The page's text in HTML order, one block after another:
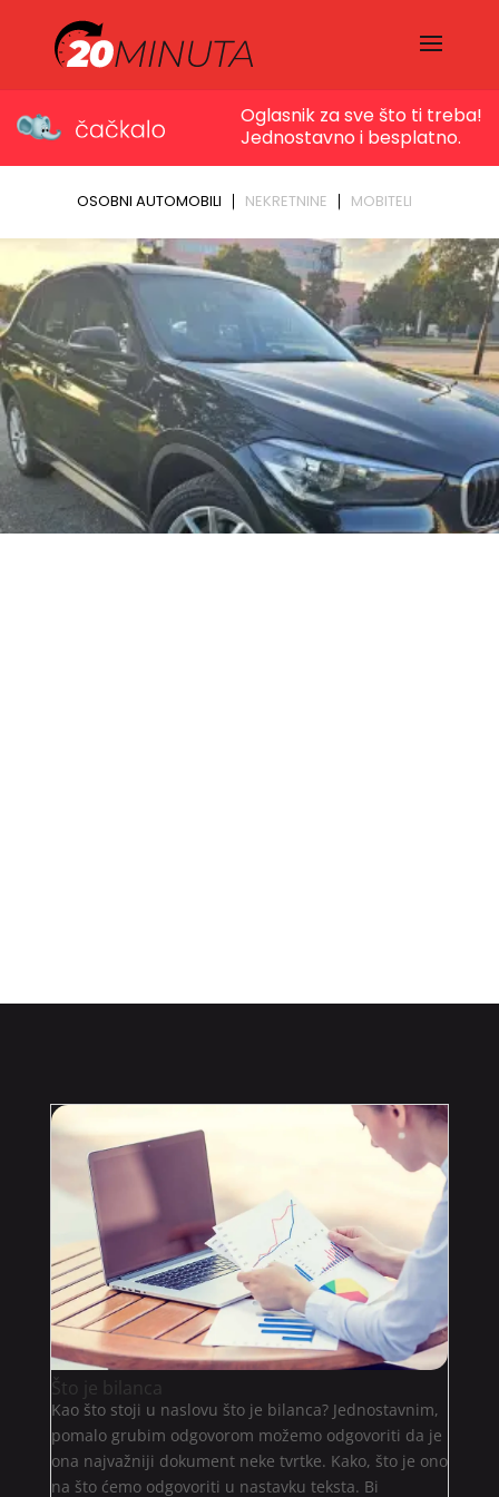
Što je bilanca
Kao što stoji u naslovu što je bilanca? Jednostavnim,
pomalo grubim odgovorom možemo odgovoriti da je
ona najvažniji dokument neke tvrtke. Kako, što je ono
na što ćemo odgovoriti u nastavku teksta. Bi